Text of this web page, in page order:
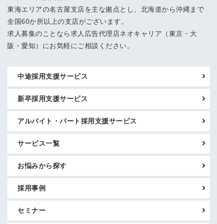
東海エリアの名古屋支店を主な拠点とし、北海道から沖縄まで
全国60か所以上の支店がございます。
求人募集のことなら求人広告代理店ネオキャリア（東京・大
阪・愛知）にお気軽にご相談ください。
中途採用支援サービス
新卒採用支援サービス
アルバイト・パート採用支援サービス
サービス一覧
お悩みから探す
採用事例
セミナー